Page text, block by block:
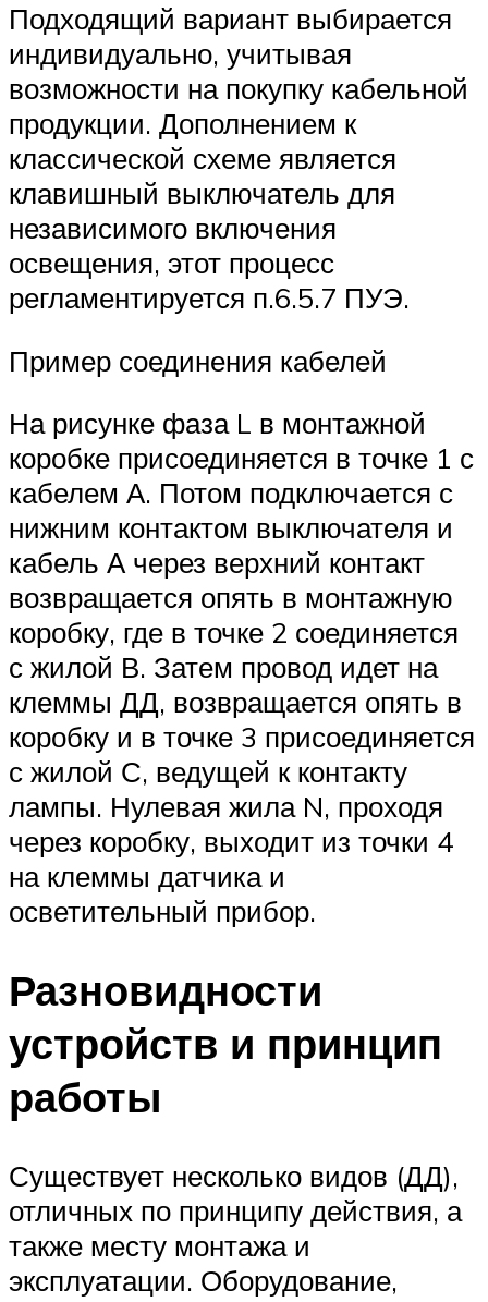
Подходящий вариант выбирается
индивидуально, учитывая
возможности на покупку кабельной
продукции. Дополнением к
классической схеме является
клавишный выключатель для
независимого включения
освещения, этот процесс
регламентируется п.6.5.7 ПУЭ.
Пример соединения кабелей
На рисунке фаза L в монтажной
коробке присоединяется в точке 1 с
кабелем А. Потом подключается с
нижним контактом выключателя и
кабель А через верхний контакт
возвращается опять в монтажную
коробку, где в точке 2 соединяется
с жилой В. Затем провод идет на
клеммы ДД, возвращается опять в
коробку и в точке 3 присоединяется
с жилой С, ведущей к контакту
лампы. Нулевая жила N, проходя
через коробку, выходит из точки 4
на клеммы датчика и
осветительный прибор.
Разновидности
устройств и принцип
работы
Существует несколько видов (ДД),
отличных по принципу действия, а
также месту монтажа и
эксплуатации. Оборудование,